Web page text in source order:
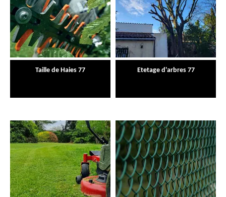
Taille de Haies 77 Etetage d'arbres 77